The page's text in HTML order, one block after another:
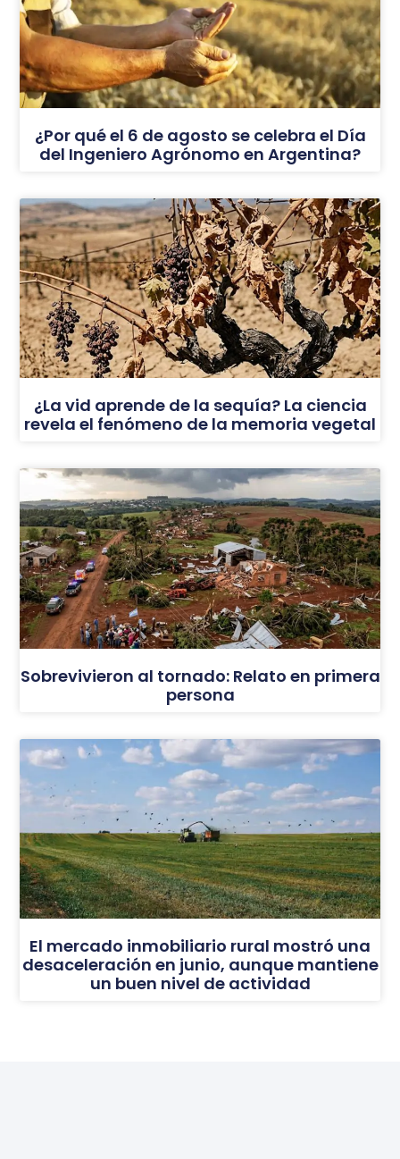
¿Por qué el 6 de agosto se celebra el Día
del Ingeniero Agrónomo en Argentina?
¿La vid aprende de la sequía? La ciencia
revela el fenómeno de la memoria vegetal
Sobrevivieron al tornado: Relato en primera
persona
El mercado inmobiliario rural mostró una
desaceleración en junio, aunque mantiene
un buen nivel de actividad